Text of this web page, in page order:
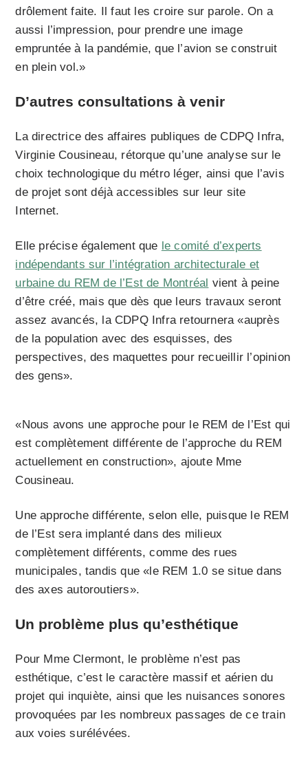
drôlement faite. Il faut les croire sur parole. On a
aussi l’impression, pour prendre une image
empruntée à la pandémie, que l’avion se construit
en plein vol.»
D’autres consultations à venir
La directrice des affaires publiques de CDPQ Infra,
Virginie Cousineau, rétorque qu’une analyse sur le
choix technologique du métro léger, ainsi que l’avis
de projet sont déjà accessibles sur leur site
Internet.
Elle précise également que le comité d’experts
indépendants sur l’intégration architecturale et
urbaine du REM de l’Est de Montréal vient à peine
d’être créé, mais que dès que leurs travaux seront
assez avancés, la CDPQ Infra retournera «auprès
de la population avec des esquisses, des
perspectives, des maquettes pour recueillir l’opinion
des gens».
«Nous avons une approche pour le REM de l’Est qui
est complètement différente de l’approche du REM
actuellement en construction», ajoute Mme
Cousineau.
Une approche différente, selon elle, puisque le REM
de l’Est sera implanté dans des milieux
complètement différents, comme des rues
municipales, tandis que «le REM 1.0 se situe dans
des axes autoroutiers».
Un problème plus qu’esthétique
Pour Mme Clermont, le problème n’est pas
esthétique, c’est le caractère massif et aérien du
projet qui inquiète, ainsi que les nuisances sonores
provoquées par les nombreux passages de ce train
aux voies surélévées.